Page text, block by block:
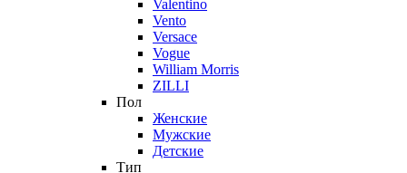
Valentino
Vento
Versace
Vogue
William Morris
ZILLI
Пол
Женские
Мужские
Детские
Тип